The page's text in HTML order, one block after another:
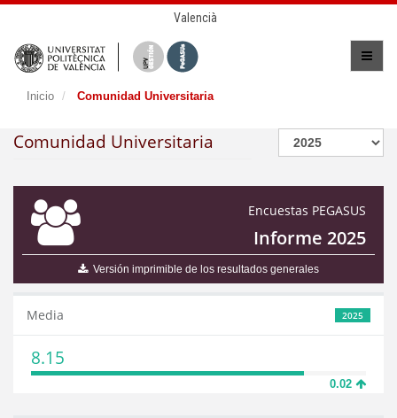
Valencià
Inicio Comunidad Universitaria
Comunidad Universitaria
Encuestas PEGASUS
Informe 2025
Versión imprimible de los resultados generales
2025
Media
8.15
0.02